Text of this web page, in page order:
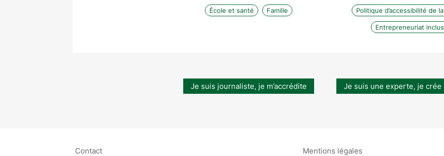
École et santé Famille Politique d’accessibilité de
Entrepreneuriat
Je suis journaliste, je m’accrédite Je suis une experte, je crée
Contact Mentions légales